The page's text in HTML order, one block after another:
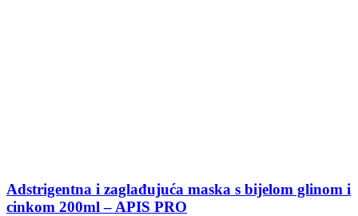
Adstrigentna i zaglađujuća maska s bijelom glinom i
cinkom 200ml – APIS PRO